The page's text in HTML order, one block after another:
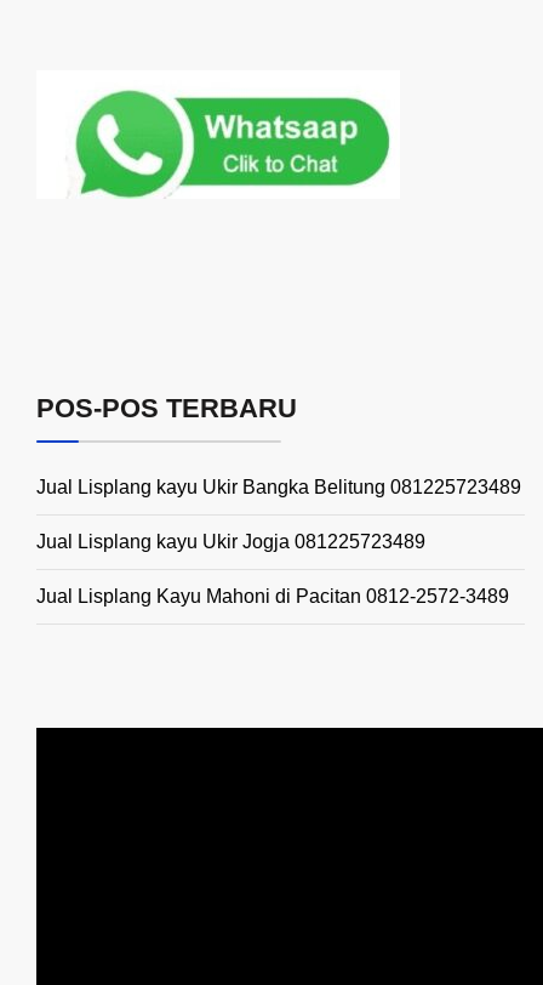
POS-POS TERBARU
Jual Lisplang kayu Ukir Bangka Belitung 081225723489
Jual Lisplang kayu Ukir Jogja 081225723489
Jual Lisplang Kayu Mahoni di Pacitan 0812-2572-3489